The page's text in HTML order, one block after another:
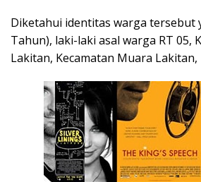
Diketahui identitas warga tersebut
Tahun), laki-laki asal warga RT 05,
Lakitan, Kecamatan Muara